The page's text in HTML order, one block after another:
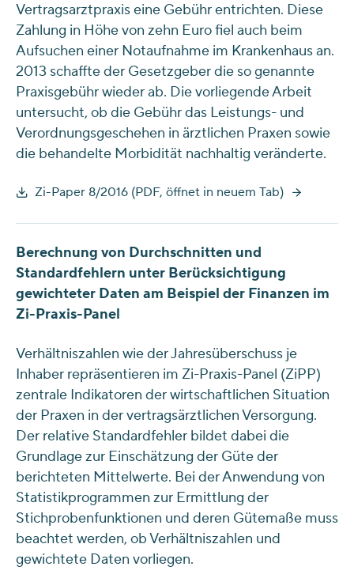
Vertragsarztpraxis eine Gebühr entrichten. Diese
Zahlung in Höhe von zehn Euro fiel auch beim
Aufsuchen einer Notaufnahme im Krankenhaus an.
2013 schaffte der Gesetzgeber die so genannte
Praxisgebühr wieder ab. Die vorliegende Arbeit
untersucht, ob die Gebühr das Leistungs- und
Verordnungsgeschehen in ärztlichen Praxen sowie
die behandelte Morbidität nachhaltig veränderte.
Zi-Paper 8/2016 (PDF, öffnet in neuem Tab)
Berechnung von Durchschnitten und
Standardfehlern unter Berücksichtigung
gewichteter Daten am Beispiel der Finanzen im
Zi-Praxis-Panel
Verhältniszahlen wie der Jahresüberschuss je
Inhaber repräsentieren im Zi-Praxis-Panel (ZiPP)
zentrale Indikatoren der wirtschaftlichen Situation
der Praxen in der vertragsärztlichen Versorgung.
Der relative Standardfehler bildet dabei die
Grundlage zur Einschätzung der Güte der
berichteten Mittelwerte. Bei der Anwendung von
Statistikprogrammen zur Ermittlung der
Stichprobenfunktionen und deren Gütemaße muss
beachtet werden, ob Verhältniszahlen und
gewichtete Daten vorliegen.